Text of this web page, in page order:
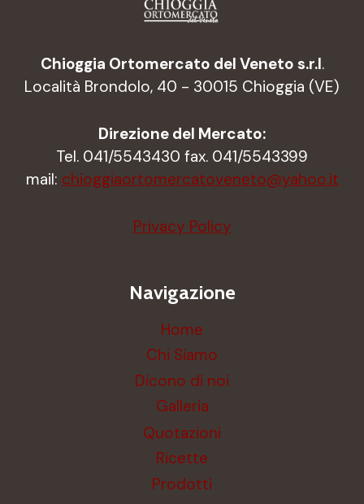
Chioggia Ortomercato del Veneto s.r.l.
Località Brondolo, 40 - 30015 Chioggia (VE)
Direzione del Mercato:
Tel. 041/5543430 fax. 041/5543399
mail: chioggiaortomercatoveneto@yahoo.it
Privacy Policy
Navigazione
Home
Chi Siamo
Dicono di noi
Galleria
Quotazioni
Ricette
Prodotti